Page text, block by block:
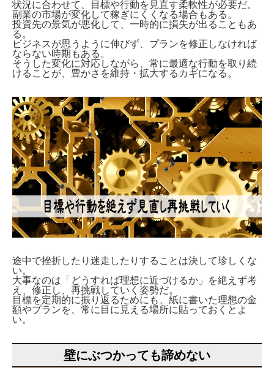
状況に合わせて、目標や行動を見直す柔軟性が必要だ。
副業の市場が変化して稼ぎにくくなる場合もある。
投資先の景気が悪化して、一時的に損失が出ることもあ
る。
ビジネスが思うように伸びず、プランを修正しなければ
ならない時期もある。
そうした変化に対応しながら、常に最適な行動を取り続
けることが、豊かさを維持・拡大するカギになる。
途中で挫折したり迷走したりすることは決して珍しくな
い。
大事なのは「どうすれば理想に近づけるか」を絶えず考
え、修正し、再挑戦していく姿勢だ。
目標を定期的に振り返るためにも、紙に書いた理想の金
額やプランを、常に目に見える場所に貼っておくとよ
い。
壁にぶつかっても諦めない